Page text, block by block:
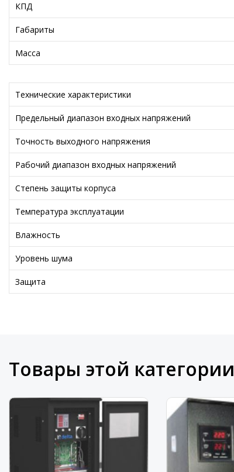
КПД
Габариты
Масса
Технические характеристики
Предельный диапазон входных напряжений
Точность выходного напряжения
Рабочий диапазон входных напряжений
Степень защиты корпуса
Температура эксплуатации
Влажность
Уровень шума
Защита
Товары этой категории